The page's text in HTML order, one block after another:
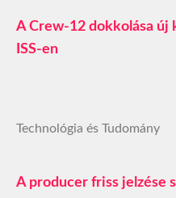
A Crew-12 dokkolása
ISS-en
Technológia és Tudomány
A producer friss jelzése